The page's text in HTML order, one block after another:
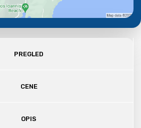
PREGLED
CENE
OPIS